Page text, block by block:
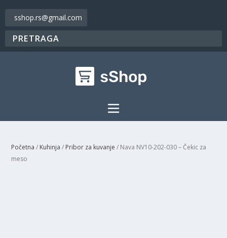
sshop.rs@gmail.com
Početna / Kuhinja / Pribor za kuvanje / Nava NV10-202-030 – Čekic za
meso